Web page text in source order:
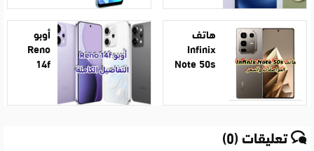
والسعر
هاتف
Infinix
Note 50s
أوبو
Reno
14f
تعليقات (0)